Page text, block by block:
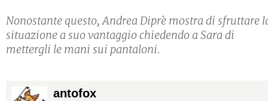
Nonostante questo, Andrea Diprè mostra di sfruttare
situazione a suo vantaggio chiedendo a Sara di
mettergli le mani sui pantaloni.
antofox